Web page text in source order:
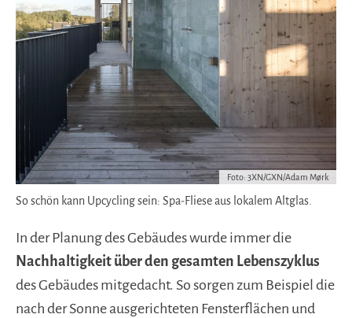
So schön kann Upcycling sein: Spa-Fliese aus lokalem Altglas.
Foto: 3XN/GXN/Adam Mørk
In der Planung des Gebäudes wurde immer die
Nachhaltigkeit über den gesamten Lebenszyklus
des Gebäudes mitgedacht. So sorgen zum Beispiel die
nach der Sonne ausgerichteten Fensterflächen und